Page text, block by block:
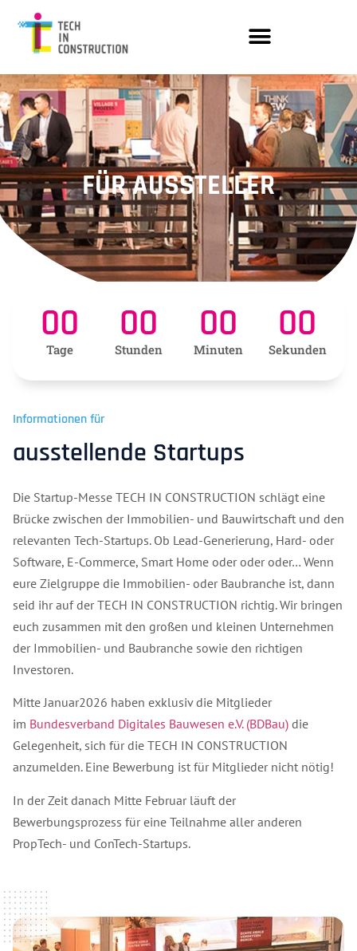
FÜR AUSSTELLER
00
Tage
00
Stunden
00
Minuten
00
Sekunden
Informationen für
ausstellende Startups
Die Startup-Messe TECH IN CONSTRUCTION schlägt eine
Brücke zwischen der Immobilien- und Bauwirtschaft und den
relevanten Tech-Startups. Ob Lead-Generierung, Hard- oder
Software, E-Commerce, Smart Home oder oder oder… Wenn
eure Zielgruppe die Immobilien- oder Baubranche ist, dann
seid ihr auf der TECH IN CONSTRUCTION richtig. Wir bringen
euch zusammen mit den großen und kleinen Unternehmen
der Immobilien- und Baubranche sowie den richtigen
Investoren.
Mitte Januar2026 haben exklusiv die Mitglieder
im Bundesverband Digitales Bauwesen e.V. (BDBau) die
Gelegenheit, sich für die TECH IN CONSTRUCTION
anzumelden. Eine Bewerbung ist für Mitglieder nicht nötig!
In der Zeit danach Mitte Februar läuft der
Bewerbungsprozess für eine Teilnahme aller anderen
PropTech- und ConTech-Startups.